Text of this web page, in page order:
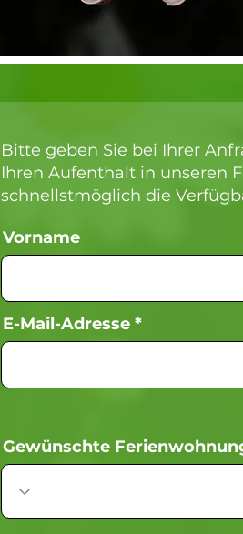
Bitte geben Sie bei Ihrer
Ihren Aufenthalt in unseren
schnellstmöglich die
Vorname
E-Mail-Adresse
Gewünschte